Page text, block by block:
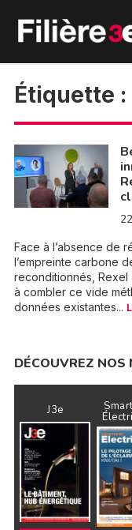
Étiquette :
Face à l’absence de
l’empreinte carbone
reconditionnés,
à combler ce vide
données existantes...
DÉCOUVREZ NOS
J3e